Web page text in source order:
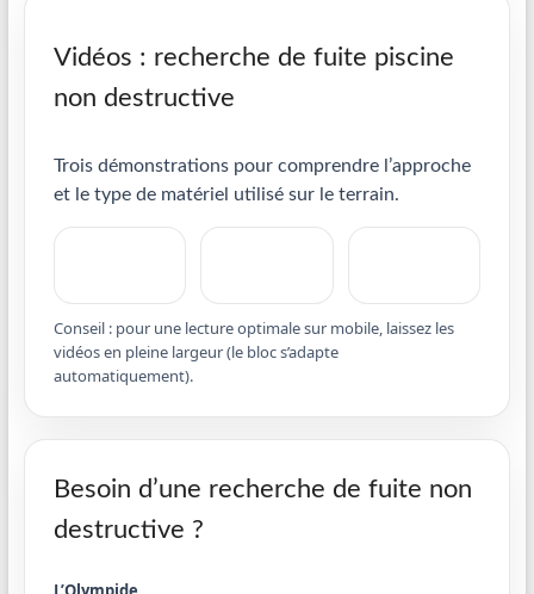
Vidéos : recherche de fuite piscine
non destructive
Trois démonstrations pour comprendre l’approche
et le type de matériel utilisé sur le terrain.
Conseil : pour une lecture optimale sur mobile, laissez les
vidéos en pleine largeur (le bloc s’adapte
automatiquement).
Besoin d’une recherche de fuite non
destructive ?